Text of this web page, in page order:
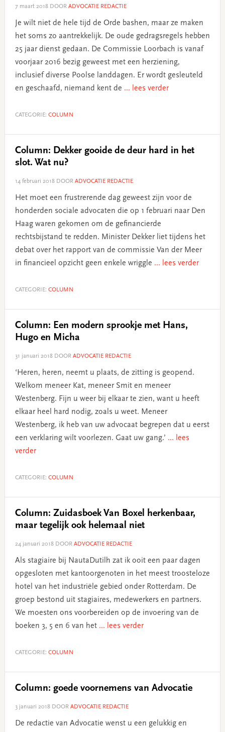
7 maart 2018DOOR ADVOCATIE REDACTIE
Je wilt niet de hele tijd de Orde bashen, maar ze maken
het soms zo aantrekkelijk. De oude gedragsregels hebben
25 jaar dienst gedaan. De Commissie Loorbach is vanaf
voorjaar 2016 bezig geweest met een herziening,
inclusief diverse Poolse landdagen. Er wordt gesleuteld
en geschaafd, niemand kent de ... lees verder
CATEGORIE: COLUMN
Column: Dekker gooide de deur hard in het
slot. Wat nu?
14 februari 2018DOOR ADVOCATIE REDACTIE
Het moet een frustrerende dag geweest zijn voor de
honderden sociale advocaten die op 1 februari naar Den
Haag waren gekomen om de gefinancierde
rechtsbijstand te redden. Minister Dekker liet tijdens het
debat over het rapport van de commissie Van der Meer
in financieel opzicht geen enkele wriggle ... lees verder
CATEGORIE: COLUMN
Column: Een modern sprookje met Hans,
Hugo en Micha
31 januari 2018DOOR ADVOCATIE REDACTIE
‘Heren, heren, neemt u plaats, de zitting is geopend.
Welkom meneer Kat, meneer Smit en meneer
Westenberg. Fijn u weer bij elkaar te zien, want u heeft
elkaar heel hard nodig, zoals u weet. Meneer
Westenberg, ik heb van uw advocaat begrepen dat u eerst
een verklaring wilt voorlezen. Gaat uw gang.’ ... lees
verder
CATEGORIE: COLUMN
Column: Zuidasboek Van Boxel herkenbaar,
maar tegelijk ook helemaal niet
24 januari 2018DOOR ADVOCATIE REDACTIE
Als stagiaire bij NautaDutilh zat ik ooit een paar dagen
opgesloten met kantoorgenoten in het meest troosteloze
hotel van het industriële gebied onder Rotterdam. De
groep bestond uit stagiaires, medewerkers en partners.
We moesten ons voorbereiden op de invoering van de
boeken 3, 5 en 6 van het ... lees verder
CATEGORIE: COLUMN
Column: goede voornemens van Advocatie
3 januari 2018DOOR ADVOCATIE REDACTIE
De redactie van Advocatie wenst u een gelukkig en